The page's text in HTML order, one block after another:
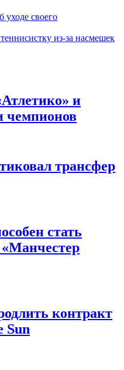
уходе своего
из-за насмешек
и
трансфер
стать
контракт
Sun